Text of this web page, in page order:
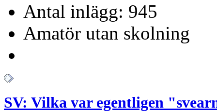
Antal inlägg: 945
Amatör utan skolning
SV: Vilka var egentligen